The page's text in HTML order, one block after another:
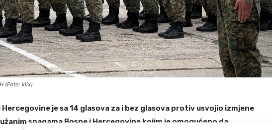
(Foto: klix)
Hercegovine je sa 14 glasova za i bez glasova protiv usvojio izmjene
snagama Bosne i Hercegovine kojim je omogućeno da